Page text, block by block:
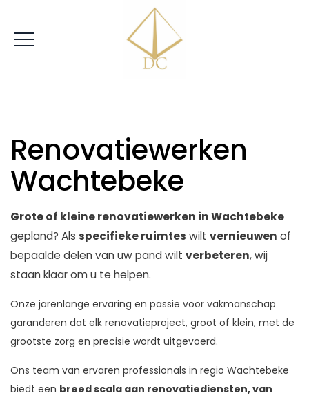
Renovatiewerken
Wachtebeke
Grote of kleine renovatiewerken in Wachtebeke
gepland? Als specifieke ruimtes wilt vernieuwen of
bepaalde delen van uw pand wilt verbeteren, wij
staan klaar om u te helpen.
Onze jarenlange ervaring en passie voor vakmanschap
garanderen dat elk renovatieproject, groot of klein, met de
grootste zorg en precisie wordt uitgevoerd.
Ons team van ervaren professionals in regio Wachtebeke
biedt een breed scala aan renovatiediensten, van